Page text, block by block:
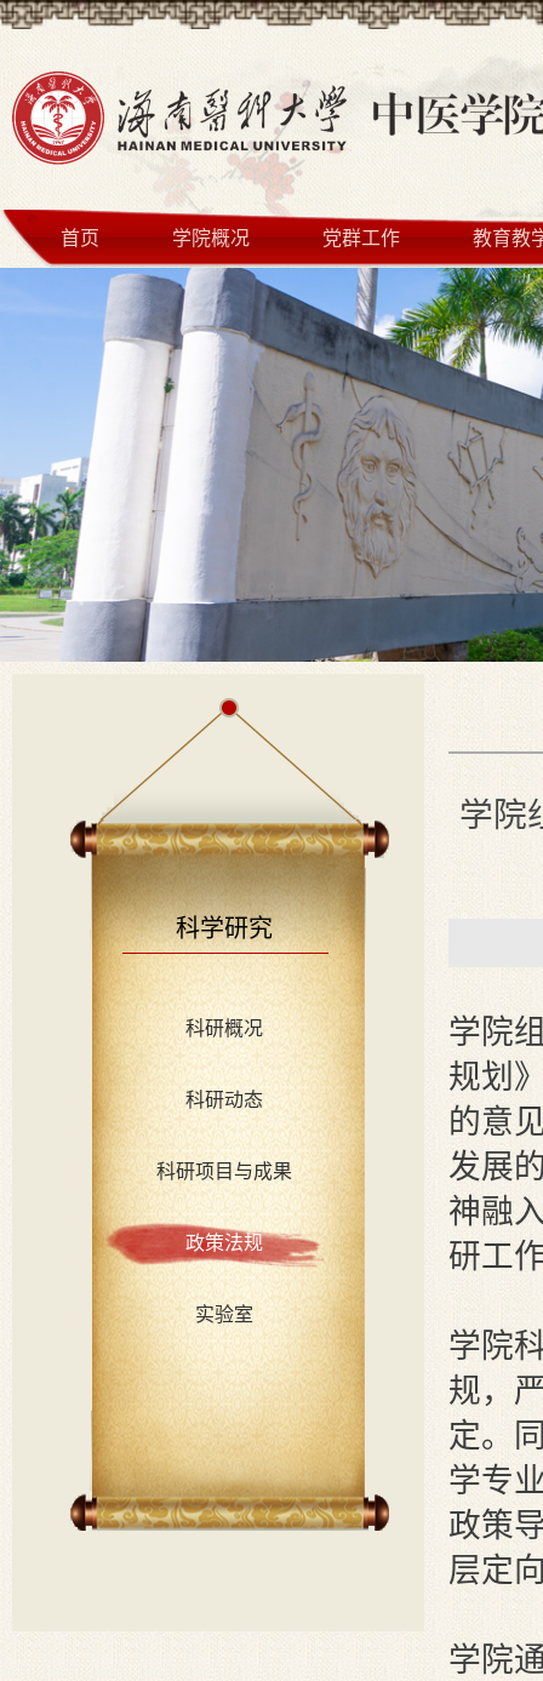
首页 学院概况 党群工作 教育教
科学研究
科研概况
科研动态
科研项目与成果
政策法规
实验室
学院
学院
规划
的意
发展
神融
研工
学院
规，
定。
学专
政策
层定
学院